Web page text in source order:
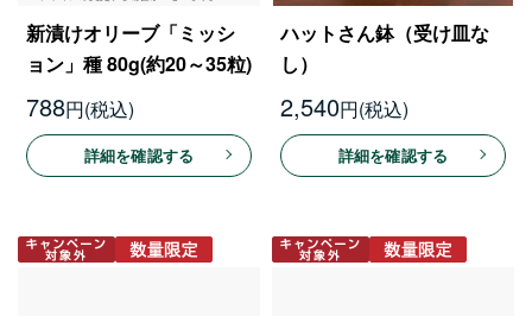
新漬けオリーブ「ミッシ
ョン」種 80g(約20～35粒)
788円
詳細を確認する
ハットさん鉢（受け皿な
し）
2,540円
詳細を確認する